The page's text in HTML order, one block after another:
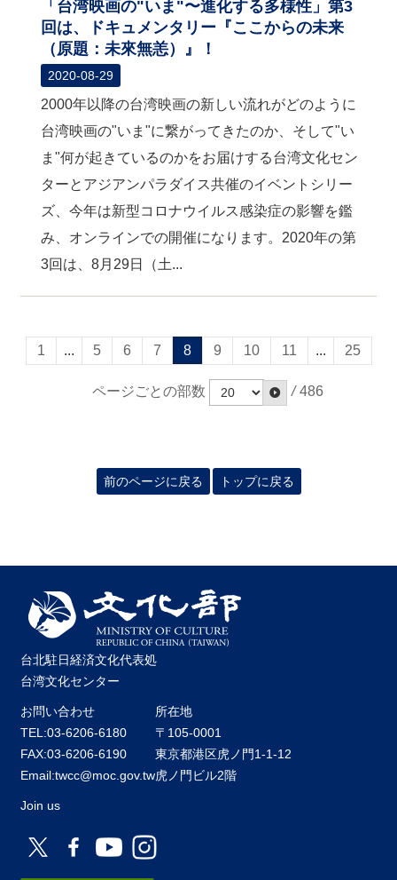
「台湾映画の"いま"〜進化する多様性」第3
回は、ドキュメンタリー『ここからの未来
（原題：未來無恙）』！
2020-08-29
2000年以降の台湾映画の新しい流れがどのように
台湾映画の"いま"に繋がってきたのか、そして"い
ま"何が起きているのかをお届けする台湾文化セン
ターとアジアンパラダイス共催のイベントシリー
ズ、今年は新型コロナウイルス感染症の影響を鑑
み、オンラインでの開催になります。2020年の第
3回は、8月29日（土...
1 ... 5 6 7 8 9 10 11 ... 25
ページごとの部数 / 486
前のページに戻る トップに戻る
台北駐日経済文化代表処
台湾文化センター
お問い合わせ
TEL:03-6206-6180
FAX:03-6206-6190
Email:twcc@moc.gov.tw
所在地
〒105-0001
東京都港区虎ノ門1-1-12
虎ノ門ビル2階
Join us